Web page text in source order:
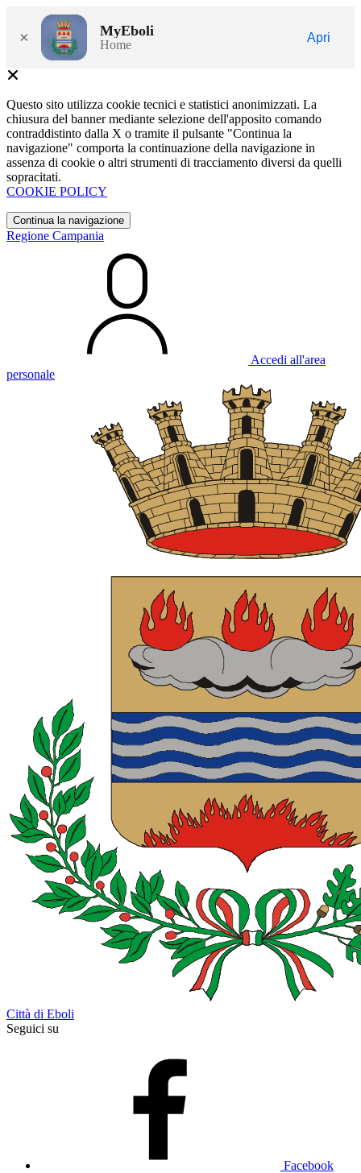
× MyEboli
Home
Apri
Questo sito utilizza cookie tecnici e statistici anonimizzati. La
chiusura del banner mediante selezione dell'apposito comando
contraddistinto dalla X o tramite il pulsante "Continua la
navigazione" comporta la continuazione della navigazione in
assenza di cookie o altri strumenti di tracciamento diversi da quelli
sopracitati.
COOKIE POLICY
Continua la navigazione
Regione Campania
Accedi all'area
personale
Città di Eboli
Seguici su
Facebook